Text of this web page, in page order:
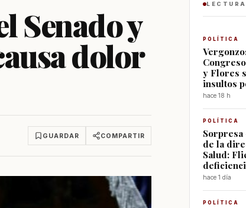
Senado y
dolor
GUARDAR COMPARTIR
POLÍTICA
y Flores
insultos
hace 18 h
POLÍTICA
Sorpresa
de la
Salud:
hace 1 día
POLÍTICA